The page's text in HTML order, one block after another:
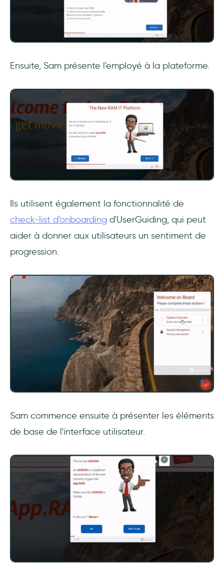
Ensuite, Sam présente l'employé à la plateforme.
Ils utilisent également la fonctionnalité de
check-list d'onboarding d'UserGuiding, qui peut
aider à donner aux utilisateurs un sentiment de
progression.
Sam commence ensuite à présenter les éléments
de base de l'interface utilisateur.